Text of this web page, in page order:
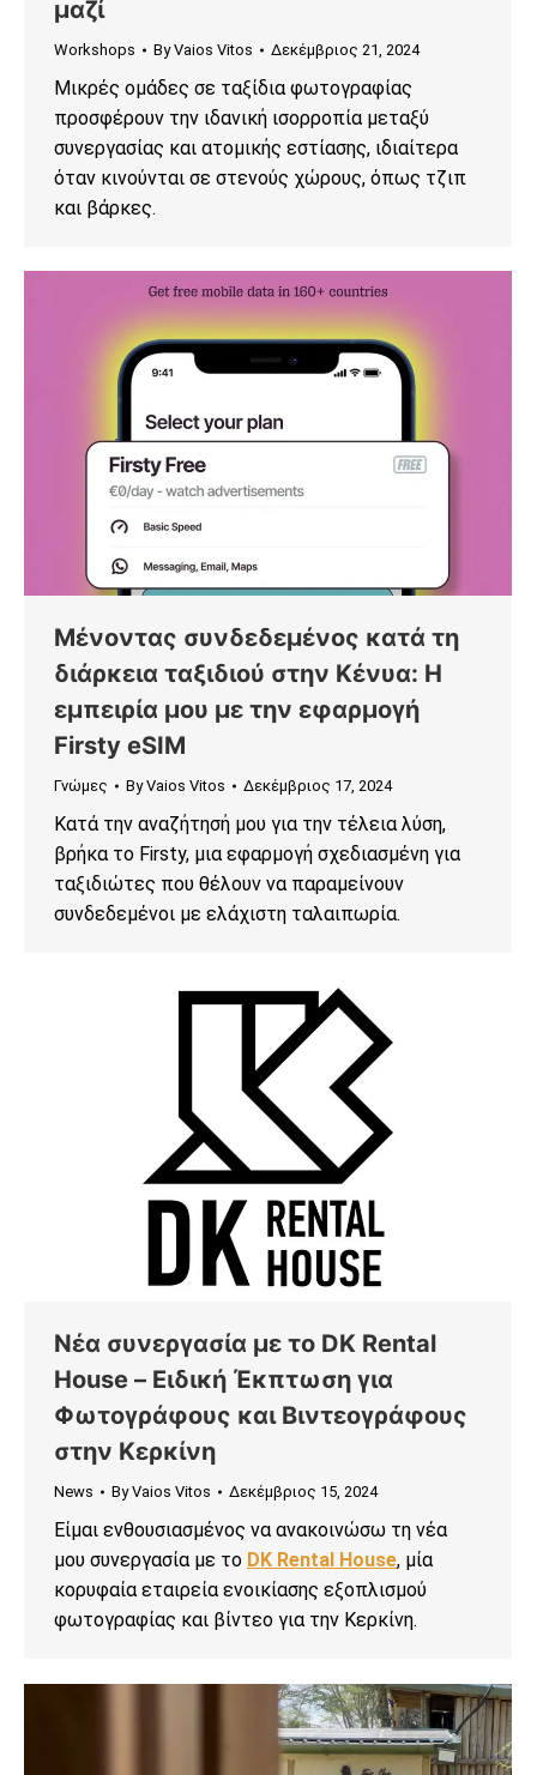
μαζί
Workshops ByVaios Vitos Δεκέμβριος 21, 2024
Μικρές ομάδες σε ταξίδια φωτογραφίας
προσφέρουν την ιδανική ισορροπία μεταξύ
συνεργασίας και ατομικής εστίασης, ιδιαίτερα
όταν κινούνται σε στενούς χώρους, όπως τζιπ
και βάρκες.
Μένοντας συνδεδεμένος κατά τη
διάρκεια ταξιδιού στην Κένυα: Η
εμπειρία μου με την εφαρμογή
Firsty eSIM
Γνώμες ByVaios Vitos Δεκέμβριος 17, 2024
Κατά την αναζήτησή μου για την τέλεια λύση,
βρήκα το Firsty, μια εφαρμογή σχεδιασμένη για
ταξιδιώτες που θέλουν να παραμείνουν
συνδεδεμένοι με ελάχιστη ταλαιπωρία.
Νέα συνεργασία με το DK Rental
House – Ειδική Έκπτωση για
Φωτογράφους και Βιντεογράφους
στην Κερκίνη
News ByVaios Vitos Δεκέμβριος 15, 2024
Είμαι ενθουσιασμένος να ανακοινώσω τη νέα
μου συνεργασία με το DK Rental House, μία
κορυφαία εταιρεία ενοικίασης εξοπλισμού
φωτογραφίας και βίντεο για την Κερκίνη.